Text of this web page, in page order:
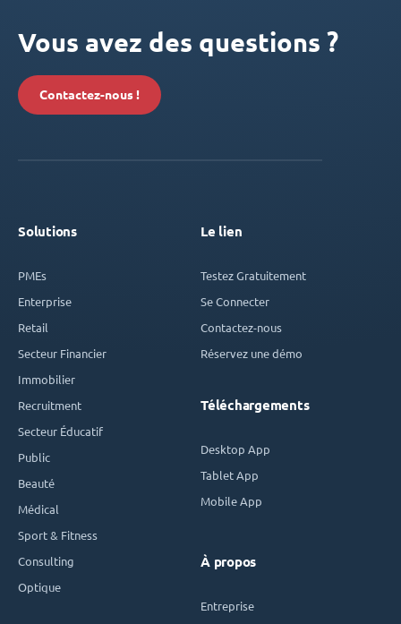
Vous avez des questions ?
Contactez-nous !
Solutions
PMEs
Enterprise
Retail
Secteur Financier
Immobilier
Recruitment
Secteur Éducatif
Public
Beauté
Médical
Sport & Fitness
Consulting
Optique
Le lien
Testez Gratuitement
Se Connecter
Contactez-nous
Réservez une démo
Téléchargements
Desktop App
Tablet App
Mobile App
À propos
Entreprise